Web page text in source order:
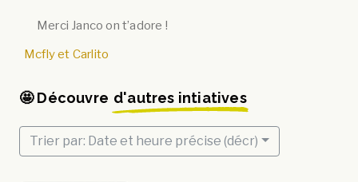
Merci Janco on t’adore !
Mcfly et Carlito
🤩 Découvre d'autres intiatives
Trier par: Date et heure précise (décr)